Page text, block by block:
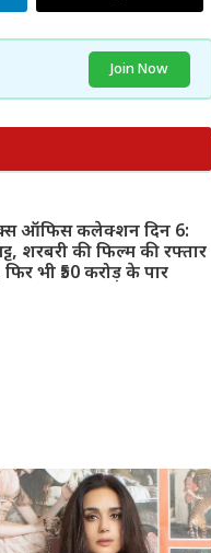
Join Now
ऑफिस कलेक्शन दिन 6:
शरबरी की फिल्म की रफ्तार
फिर भी ₹50 करोड़ के पार